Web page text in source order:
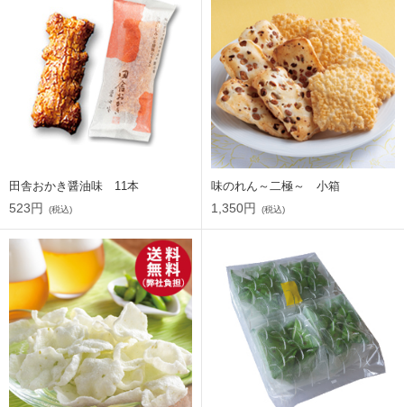
田舎おかき醤油味 11本
523円 (税込)
味のれん～二極～ 小箱
1,350円 (税込)